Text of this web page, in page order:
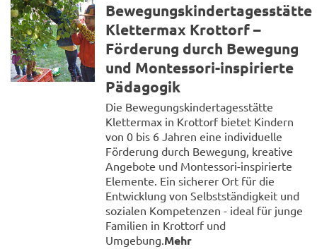
Bewegungskindertagesstätte
Klettermax Krottorf –
Förderung durch Bewegung
und Montessori-inspirierte
Pädagogik
Die Bewegungskindertagesstätte
Klettermax in Krottorf bietet Kindern
von 0 bis 6 Jahren eine individuelle
Förderung durch Bewegung, kreative
Angebote und Montessori-inspirierte
Elemente. Ein sicherer Ort für die
Entwicklung von Selbstständigkeit und
sozialen Kompetenzen - ideal für junge
Familien in Krottorf und
Umgebung.Mehr